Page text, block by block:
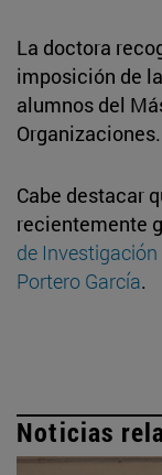
La doctora
imposición de
alumnos del
Organizaciones.
Cabe destacar
recientemente
de
Portero García.
Noticias